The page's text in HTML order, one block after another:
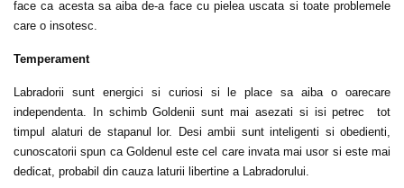
face ca acesta sa aiba de-a face cu pielea uscata si toate problemele
care o insotesc.
Temperament
Labradorii sunt energici si curiosi si le place sa aiba o oarecare
independenta. In schimb Goldenii sunt mai asezati si isi petrec tot
timpul alaturi de stapanul lor. Desi ambii sunt inteligenti si obedienti,
cunoscatorii spun ca Goldenul este cel care invata mai usor si este mai
dedicat, probabil din cauza laturii libertine a Labradorului.